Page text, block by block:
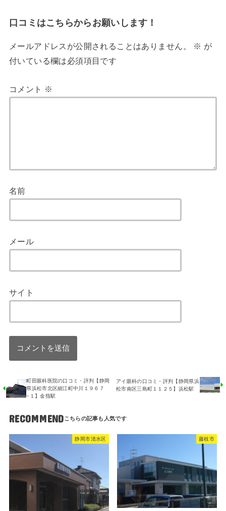
口コミはこちらからお願いします！
メールアドレスが公開されることはありません。 ※ が
付いている欄は必須項目です
コメント ※
名前
メール
サイト
町田眼科医院の口コミ・評判【静岡
県浜松市北区細江町中川１９６７
−１】金指駅
アイ眼科の口コミ・評判【静岡県浜
松市南区三島町１１２５】浜松駅
RECOMMEND
静岡市清水区 藤枝市